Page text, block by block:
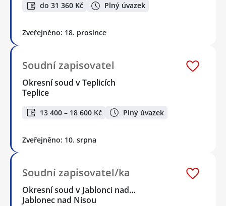
do 31 360 Kč Plný úvazek
Zveřejněno: 18. prosince
Soudní zapisovatel
Okresní soud v Teplicích
Teplice
13 400 – 18 600 Kč Plný úvazek
Zveřejněno: 10. srpna
Soudní zapisovatel/ka
Okresní soud v Jablonci nad…
Jablonec nad Nisou